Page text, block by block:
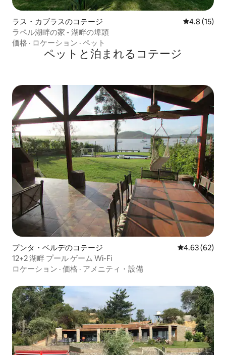
ラス・カブラスのコテージ レビュー15
4.8 (15)
ラペル湖畔の家 - 湖畔の埠頭
価格 · ロケーション · ペット
ペットと泊まれるコテージ
プンタ・ベルデのコテージ レビュー62
4.63 (62)
12+2 湖畔 プール ゲーム Wi-Fi
ロケーション · 価格 · アメニティ・設備